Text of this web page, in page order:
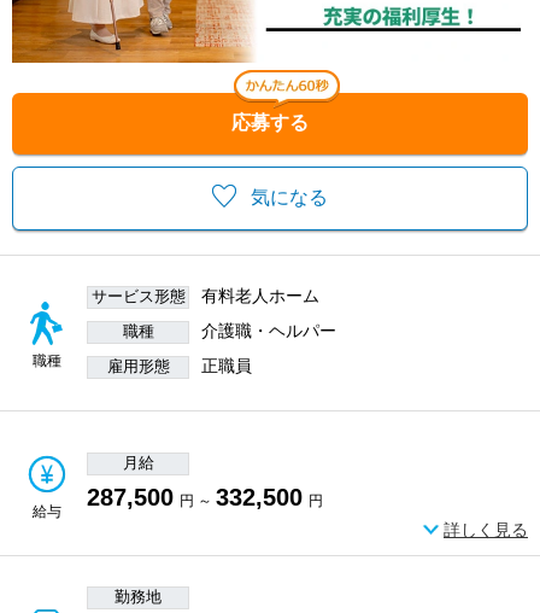
気になる
応募する
職種
サービス形態 有料老人ホーム
職種 介護職・ヘルパー
雇用形態 正職員
給与
月給
287,500 円 ～ 332,500 円
詳しく見る
勤務地